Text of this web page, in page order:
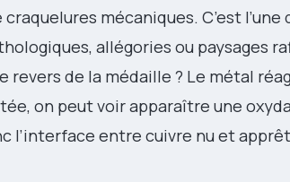
mécaniques. C’est l’une
allégories ou paysages
de la médaille ? Le métal
on peut voir apparaître une
entre cuivre nu et apprêt